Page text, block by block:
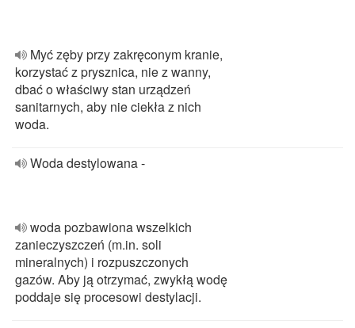
Myć zęby przy zakręconym kranie,
korzystać z prysznica, nie z wanny,
dbać o właściwy stan urządzeń
sanitarnych, aby nie ciekła z nich
woda.
Woda destylowana -
woda pozbawiona wszelkich
zanieczyszczeń (m.in. soli
mineralnych) i rozpuszczonych
gazów. Aby ją otrzymać, zwykłą wodę
poddaje się procesowi destylacji.